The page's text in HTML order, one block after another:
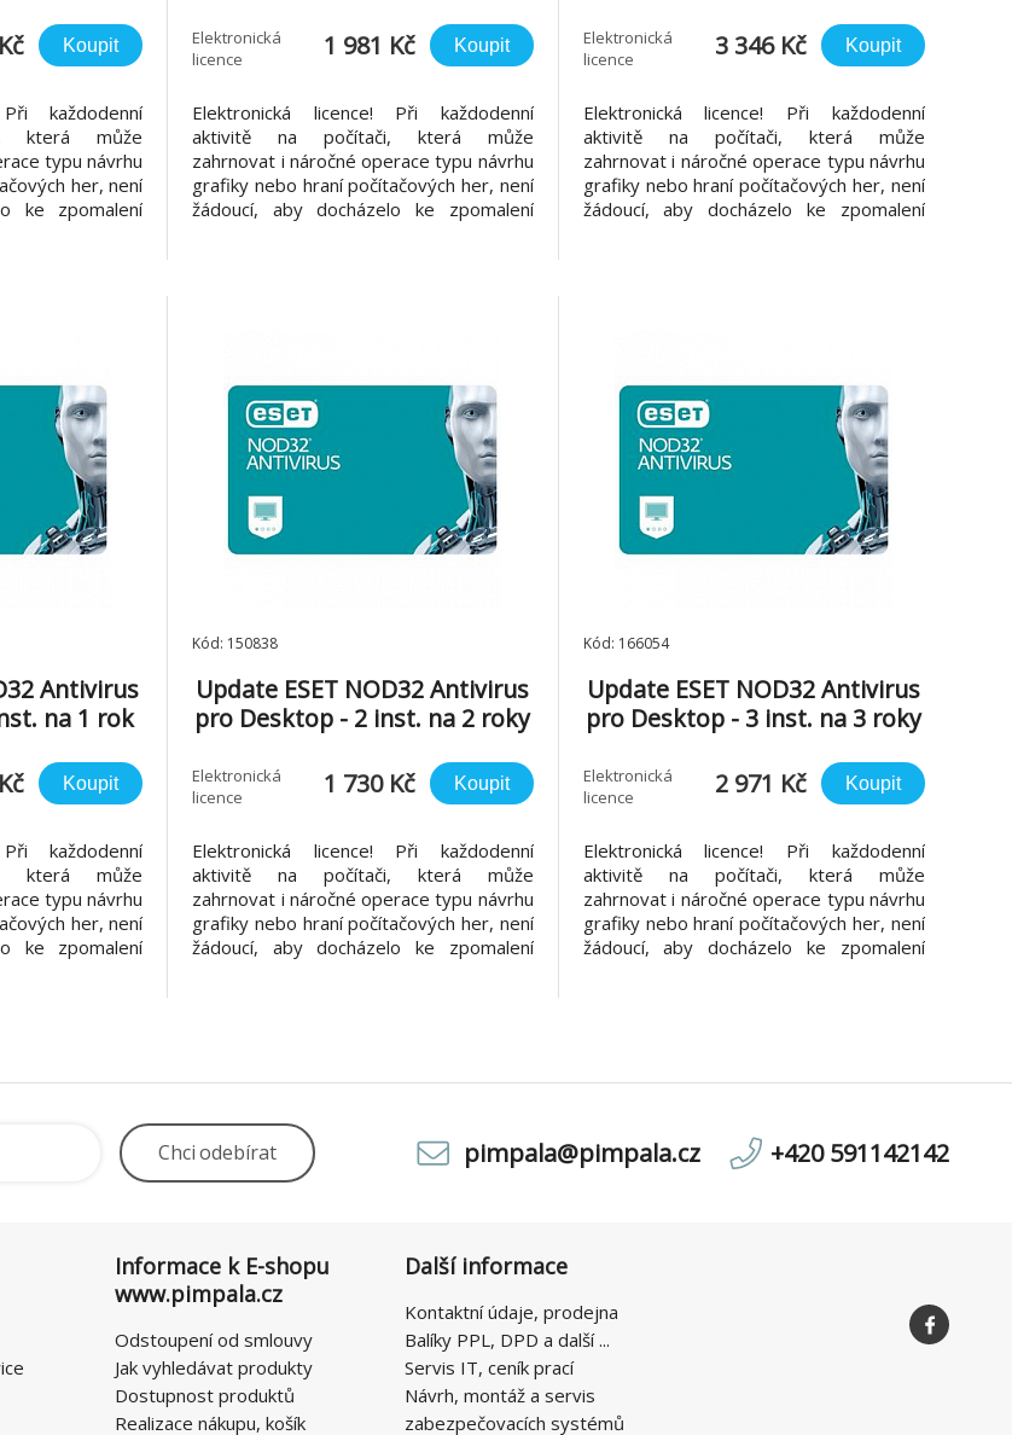
Koupit
každodenní
která může
typu návrhu
her, není
ke zpomalení
Elektronická
licence
1 981 Kč Koupit
Elektronická licence! Při každodenní
aktivitě na počítači, která může
zahrnovat i náročné operace typu návrhu
grafiky nebo hraní počítačových her, není
žádoucí, aby docházelo ke zpomalení
Elektronická
licence
3 346 Kč Koupit
Elektronická licence! Při každodenní
aktivitě na počítači, která může
zahrnovat i náročné operace typu návrhu
grafiky nebo hraní počítačových her, není
žádoucí, aby docházelo ke zpomalení
Antivirus
na 1 rok
Koupit
každodenní
která může
typu návrhu
her, není
ke zpomalení
Kód: 150838
Update ESET NOD32 Antivirus
pro Desktop - 2 inst. na 2 roky
Elektronická
licence
1 730 Kč Koupit
Elektronická licence! Při každodenní
aktivitě na počítači, která může
zahrnovat i náročné operace typu návrhu
grafiky nebo hraní počítačových her, není
žádoucí, aby docházelo ke zpomalení
Kód: 166054
Update ESET NOD32 Antivirus
pro Desktop - 3 inst. na 3 roky
Elektronická
licence
2 971 Kč Koupit
Elektronická licence! Při každodenní
aktivitě na počítači, která může
zahrnovat i náročné operace typu návrhu
grafiky nebo hraní počítačových her, není
žádoucí, aby docházelo ke zpomalení
Chciodebírat pimpala@pimpala.cz +420 591142142
Informace k E-shopu
www.pimpala.cz
Odstoupení od smlouvy
Jak vyhledávat produkty
Dostupnost produktů
Realizace nákupu, košík
Další informace
Kontaktní údaje, prodejna
Balíky PPL, DPD a další ...
Servis IT, ceník prací
Návrh, montáž a servis
zabezpečovacích systémů